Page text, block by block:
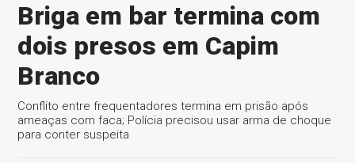
Briga em bar termina com
dois presos em Capim
Branco
Conflito entre frequentadores termina em prisão após
ameaças com faca; Polícia precisou usar arma de choque
para conter suspeita